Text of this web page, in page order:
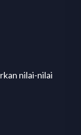
nilai-nilai